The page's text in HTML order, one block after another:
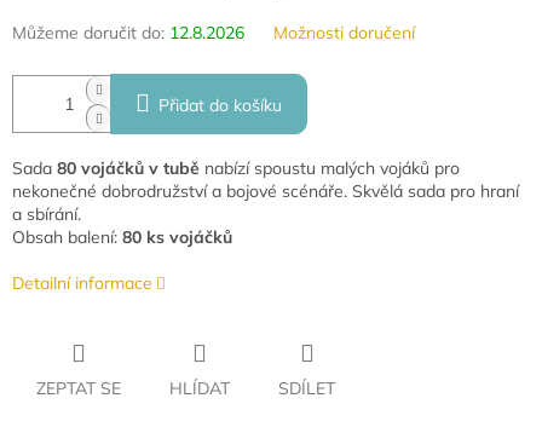
Můžeme doručit do: 12.8.2026 Možnosti doručení
Přidat do košíku
Sada 80 vojáčků v tubě nabízí spoustu malých vojáků pro
nekonečné dobrodružství a bojové scénáře. Skvělá sada pro hraní
a sbírání.
Obsah balení: 80 ks vojáčků
Detailní informace
ZEPTAT SE HLÍDAT SDÍLET